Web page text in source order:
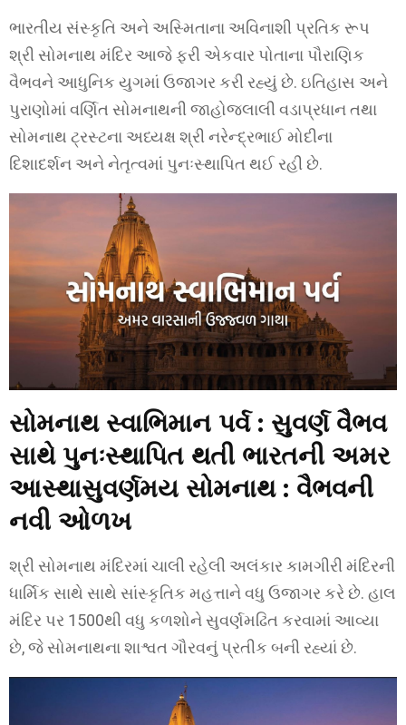
ભારતીય સંસ્કૃતિ અને અસ્મિતાના અવિનાશી પ્રતિક રૂપ
શ્રી સોમનાથ મંદિર આજે ફરી એકવાર પોતાના પૌરાણિક
વૈભવને આધુનિક યુગમાં ઉજાગર કરી રહ્યું છે. ઇતિહાસ અને
પુરાણોમાં વર્ણિત સોમનાથની જાહોજલાલી વડાપ્રધાન તથા
સોમનાથ ટ્રસ્ટના અધ્યક્ષ શ્રી નરેન્દ્રભાઈ મોદીના
દિશાદર્શન અને નેતૃત્વમાં પુનઃસ્થાપિત થઈ રહી છે.
સોમનાથ સ્વાભિમાન પર્વ : સુવર્ણ વૈભવ
સાથે પુનઃસ્થાપિત થતી ભારતની અમર
આસ્થાસુવર્ણમય સોમનાથ : વૈભવની
નવી ઓળખ
શ્રી સોમનાથ મંદિરમાં ચાલી રહેલી અલંકાર કામગીરી મંદિરની
ધાર્મિક સાથે સાથે સાંસ્કૃતિક મહત્તાને વધુ ઉજાગર કરે છે. હાલ
મંદિર પર 1500થી વધુ કળશોને સુવર્ણમઢિત કરવામાં આવ્યા
છે, જે સોમનાથના શાશ્વત ગૌરવનું પ્રતીક બની રહ્યાં છે.